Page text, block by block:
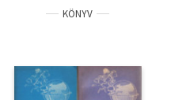
KÖNYV